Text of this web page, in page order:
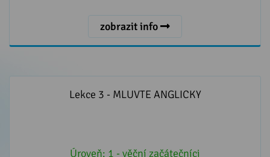
zobrazit info
Lekce 3 - MLUVTE ANGLICKY
Úroveň: 1 - věční začátečníci